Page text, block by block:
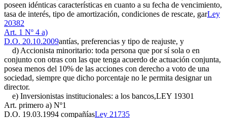
poseen idénticas características en cuanto a su fecha de vencimiento,
tasa de interés, tipo de amortización, condiciones de rescate, garLey
20382
Art. 1 Nº 4 a)
D.O. 20.10.2009antías, preferencias y tipo de reajuste, y
d) Accionista minoritario: toda persona que por sí sola o en
conjunto con otras con las que tenga acuerdo de actuación conjunta,
posea menos del 10% de las acciones con derecho a voto de una
sociedad, siempre que dicho porcentaje no le permita designar un
director.
e) Inversionistas institucionales: a los bancos,LEY 19301
Art. primero a) Nº1
D.O. 19.03.1994 compañíasLey 21735